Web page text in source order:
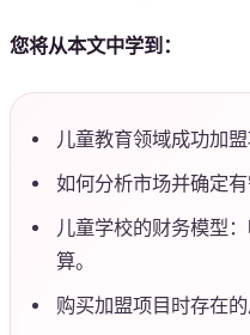
您将从本文中学到：
儿童教育领域成功加盟
如何分析市场并确定有
儿童学校的财务模型
算。
购买加盟项目时存在的